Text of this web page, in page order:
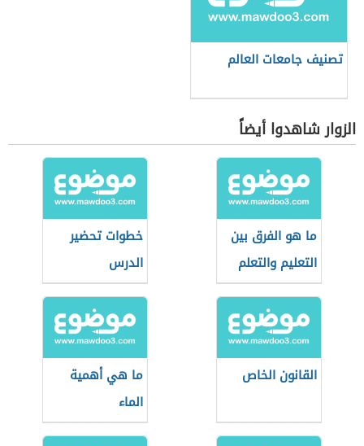
تصنيف جامعات العالم
الزوار شاهدوا أيضاً
ما هو الفرق بين
التعليم والتعلم
خطوات تحضير
الدرس
القانون الخاص
ما هي أهمية
الماء